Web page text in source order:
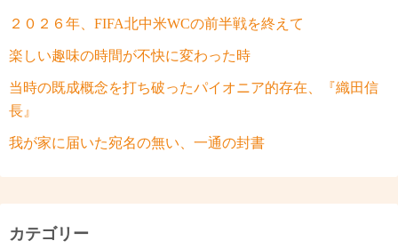
２０２６年、FIFA北中米WCの前半戦を終えて
楽しい趣味の時間が不快に変わった時
当時の既成概念を打ち破ったパイオニア的存在、『織田信
長』
我が家に届いた宛名の無い、一通の封書
カテゴリー